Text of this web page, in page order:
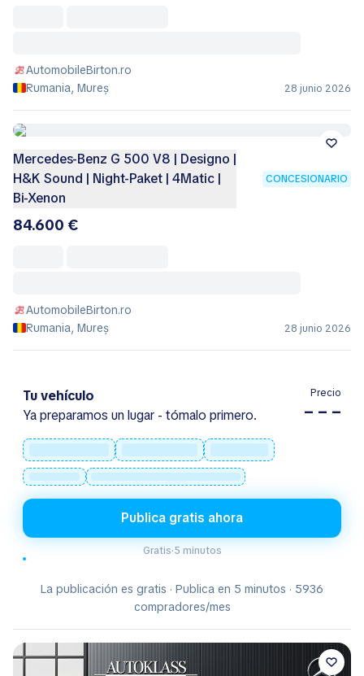
AutomobileBirton.ro
Rumania, Mureș
28 junio 2026
Mercedes-Benz G 500 V8 | Designo |
H&K Sound | Night-Paket | 4Matic |
Bi-Xenon
CONCESIONARIO
84.600 €
AutomobileBirton.ro
Rumania, Mureș
28 junio 2026
Tu vehículo
Ya preparamos un lugar - tómalo primero.
Precio
– – –
Publica gratis ahora
Gratis·5 minutos
La publicación es gratis · Publica en 5 minutos · 5936
compradores/mes